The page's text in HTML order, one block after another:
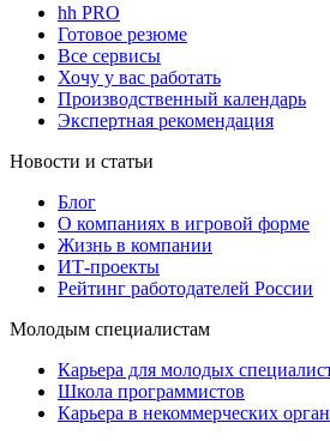
hh PRO
Готовое резюме
Все сервисы
Хочу у вас работать
Производственный календарь
Экспертная рекомендация
Новости и статьи
Блог
О компаниях в игровой форме
Жизнь в компании
ИТ-проекты
Рейтинг работодателей России
Молодым специалистам
Карьера для молодых
Школа программистов
Карьера в некоммерческих